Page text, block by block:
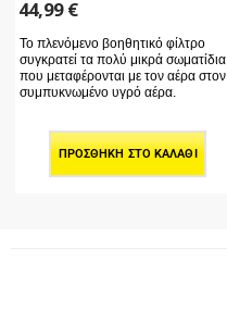
44,99€
Το πλενόμενο βοηθητικό φίλτρο
συγκρατεί τα πολύ μικρά σωματίδια
που μεταφέρονται με τον αέρα στον
συμπυκνωμένο υγρό αέρα.
ΠΡΟΣΘΉΚΗ ΣΤΟ ΚΑΛΆΘΙ